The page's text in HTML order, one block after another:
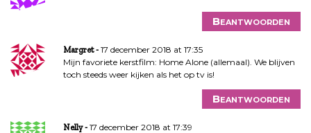
Beantwoorden
Margret
17 december 2018 at 17:35
Mijn favoriete kerstfilm: Home Alone (allemaal). We blijven
toch steeds weer kijken als het op tv is!
Beantwoorden
Nelly
17 december 2018 at 17:39